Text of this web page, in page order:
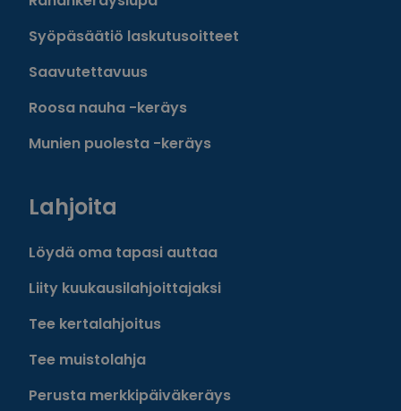
Syöpäsäätiö laskutusoitteet
Saavutettavuus
Roosa nauha -keräys
Munien puolesta -keräys
Lahjoita
Löydä oma tapasi auttaa
Liity kuukausilahjoittajaksi
Tee kertalahjoitus
Tee muistolahja
Perusta merkkipäiväkeräys